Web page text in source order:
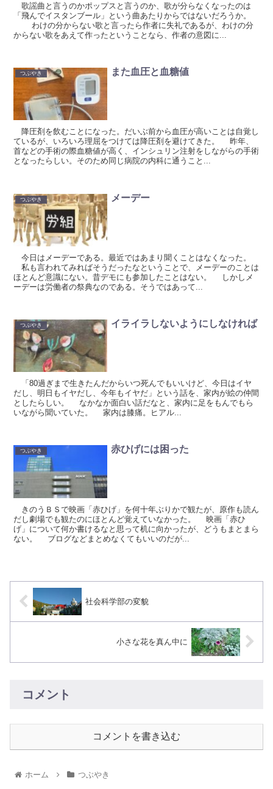
歌謡曲と言うのかポップスと言うのか、歌が分らなくなったのは
「飛んでイスタンブール」という曲あたりからではないだろうか。
わけの分からない歌と言ったら作者に失礼であるが、わけの分
からない歌をあえて作ったということなら、作者の意図に...
つぶやき また血圧と血糖値
降圧剤を飲むことになった。だいぶ前から血圧が高いことは自覚し
ているが、いろいろ理屈をつけては降圧剤を避けてきた。 昨年、
首などの手術の際血糖値が高く、インシュリン注射をしながらの手術
となったらしい。そのため同じ病院の内科に通うこと...
つぶやき メーデー
今日はメーデーである。最近ではあまり聞くことはなくなった。
私も言われてみればそうだったなということで、メーデーのことは
ほとんど意識にない。昔デモにも参加したことはない。 しかしメ
ーデーは労働者の祭典なのである。そうではあって...
つぶやき イライラしないようにしなければ
「80過ぎまで生きたんだからいつ死んでもいいけど、今日はイヤ
だし、明日もイヤだし、今年もイヤだ」という話を、家内が絵の仲間
としたらしい。 なかなか面白い話だなと、家内に足をもんでもら
いながら聞いていた。 家内は膝痛。ヒアル...
つぶやき 赤ひげには困った
きのうＢＳで映画「赤ひげ」を何十年ぶりかで観たが、原作も読ん
だし劇場でも観たのにほとんど覚えていなかった。 映画「赤ひ
げ」について何か書けるなと思って机に向かったが、どうもまとまら
ない。 ブログなどまとめなくてもいいのだが...
社会科学部の変貌
小さな花を真ん中に
コメント
コメントを書き込む
ホーム つぶやき